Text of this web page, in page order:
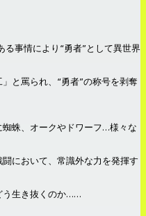
事情により“勇者”として異世界
と罵られ、“勇者”の称号を剥奪
蛛、オークやドワーフ…様々な
において、常識外な力を発揮す
う生き抜くのか……